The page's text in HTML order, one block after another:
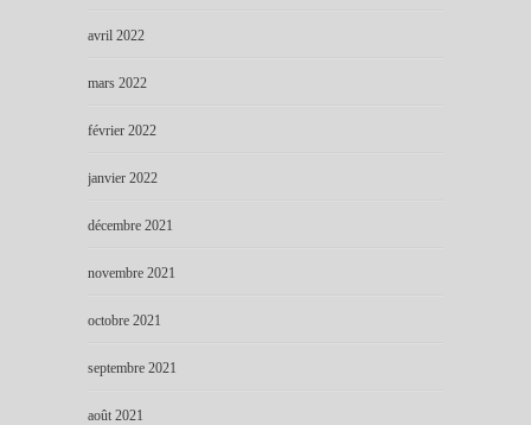
avril 2022
mars 2022
février 2022
janvier 2022
décembre 2021
novembre 2021
octobre 2021
septembre 2021
août 2021